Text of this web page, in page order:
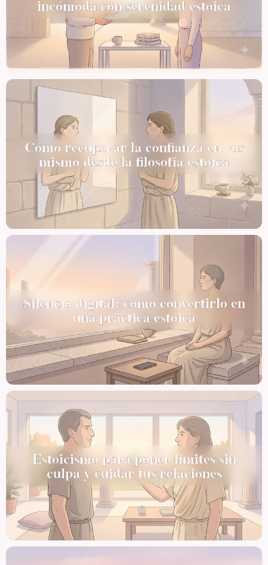
incómoda con serenidad estoica
Cómo recuperar la confianza en vos
mismo desde la filosofía estoica
Silencio digital: cómo convertirlo en
una práctica estoica
Estoicismo para poner límites sin
culpa y cuidar tus relaciones